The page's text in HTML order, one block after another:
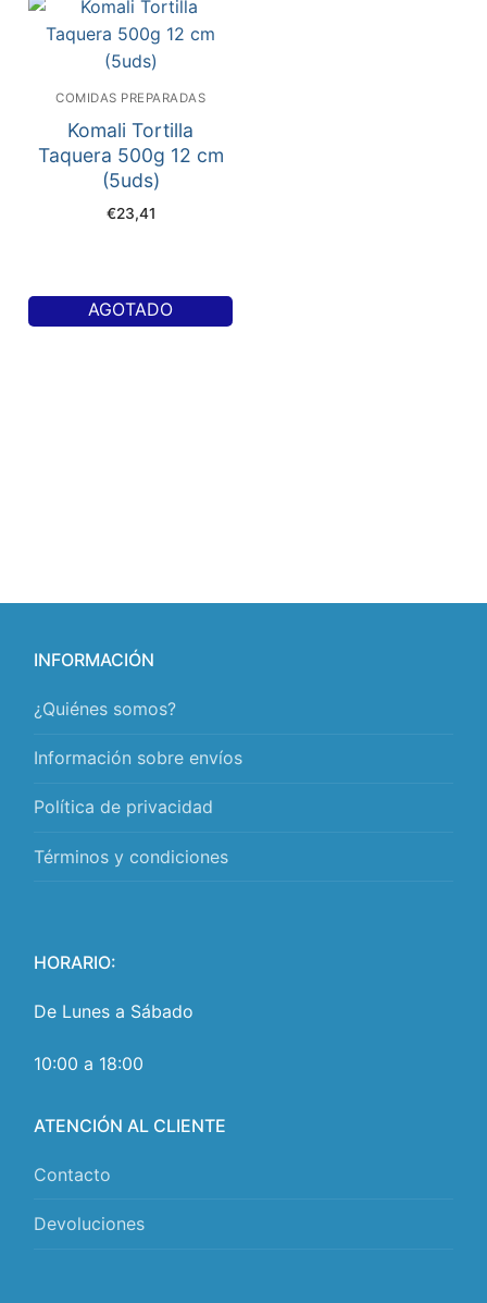
COMIDAS PREPARADAS
Komali Tortilla
Taquera 500g 12 cm
(5uds)
€23,41
AGOTADO
INFORMACIÓN
¿Quiénes somos?
Información sobre envíos
Política de privacidad
Términos y condiciones
HORARIO:
De Lunes a Sábado
10:00 a 18:00
ATENCIÓN AL CLIENTE
Contacto
Devoluciones